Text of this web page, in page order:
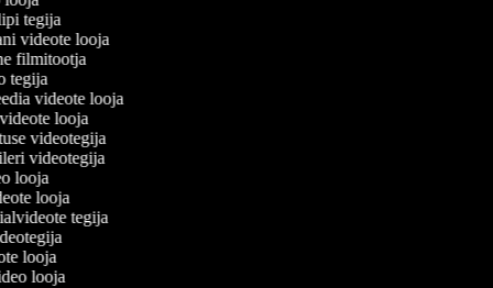
tegija
videote looja
filmitootja
tegija
videote looja
looja
videotegija
videotegija
looja
looja
tegija
looja
looja